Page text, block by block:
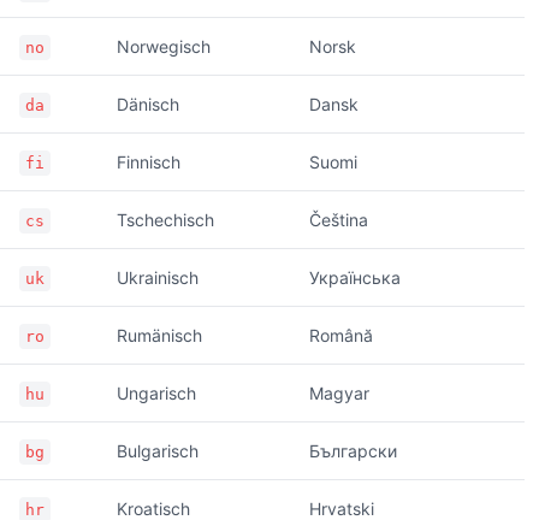
no Norwegisch Norsk
da Dänisch Dansk
fi Finnisch Suomi
cs Tschechisch Čeština
uk Ukrainisch Українська
ro Rumänisch Română
hu Ungarisch Magyar
bg Bulgarisch Български
hr Kroatisch Hrvatski